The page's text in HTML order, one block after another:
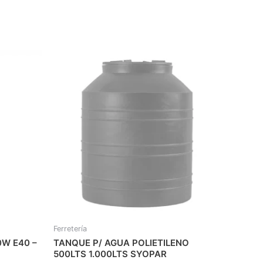
E40 –
Ferretería
TANQUE P/ AGUA POLIETILENO
500LTS 1.000LTS SYOPAR